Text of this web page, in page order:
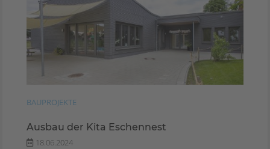
BAUPROJEKTE
Ausbau der Kita Eschennest
18.06.2024